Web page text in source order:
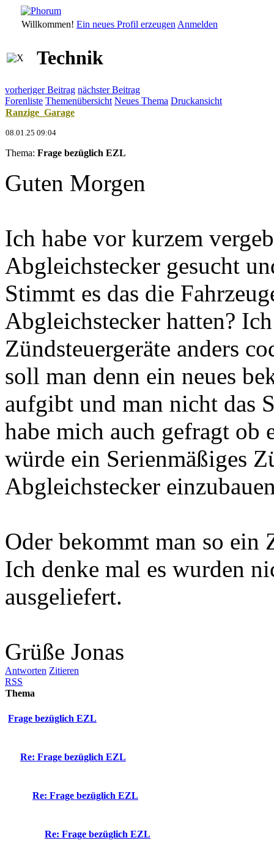
Willkommen! Ein neues Profil erzeugen Anmelden
Technik
vorheriger Beitrag nächster Beitrag
Forenliste Themenübersicht Neues Thema Druckansicht
Ranzige_Garage
08.01.25 09:04
Thema: Frage bezüglich EZL
Guten Morgen
Ich habe vor kurzem
Abgleichstecker gesucht
Stimmt es das die
Abgleichstecker hatten?
Zündsteuergeräte anders
soll man denn ein neues
aufgibt und man nicht das
habe mich auch gefragt
würde ein Serienmäßiges
Abgleichstecker
Oder bekommt man so ein
Ich denke mal es wurden
ausgeliefert.
Grüße Jonas
Antworten Zitieren
RSS
Thema
Frage bezüglich EZL
Re: Frage bezüglich EZL
Re: Frage bezüglich EZL
Re: Frage bezüglich EZL